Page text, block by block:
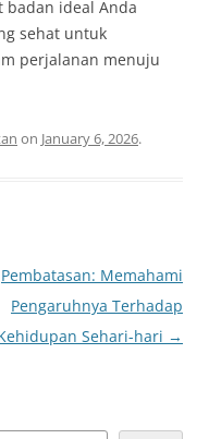
badan ideal Anda
sehat untuk
perjalanan menuju
on January 6, 2026.
Pembatasan: Memahami
Pengaruhnya Terhadap
Sehari-hari →